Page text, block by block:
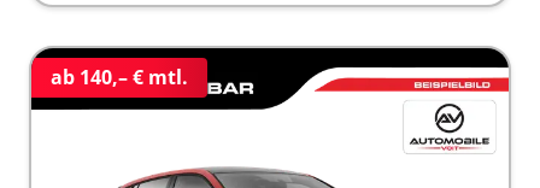
ab 140,– € mtl.